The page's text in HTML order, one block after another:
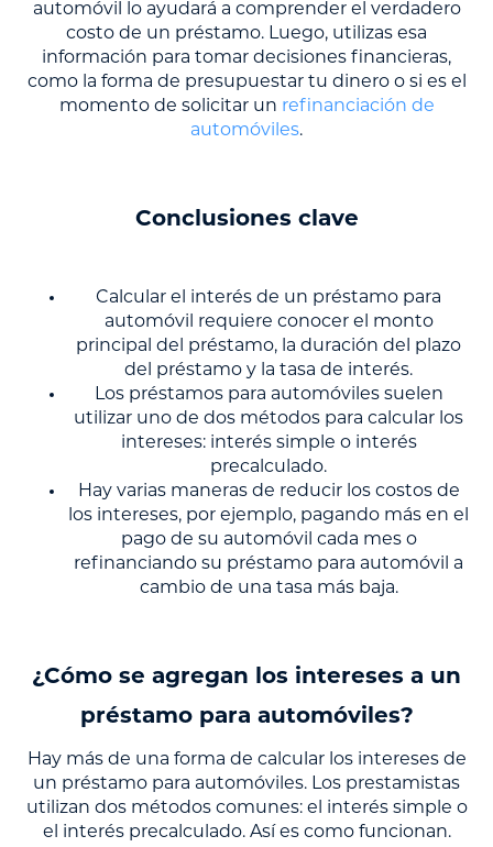
automóvil lo ayudará a comprender el verdadero
costo de un préstamo. Luego, utilizas esa
información para tomar decisiones financieras,
como la forma de presupuestar tu dinero o si es el
momento de solicitar un refinanciación de
automóviles.
Conclusiones clave
Calcular el interés de un préstamo para
automóvil requiere conocer el monto
principal del préstamo, la duración del plazo
del préstamo y la tasa de interés.
Los préstamos para automóviles suelen
utilizar uno de dos métodos para calcular los
intereses: interés simple o interés
precalculado.
Hay varias maneras de reducir los costos de
los intereses, por ejemplo, pagando más en el
pago de su automóvil cada mes o
refinanciando su préstamo para automóvil a
cambio de una tasa más baja.
¿Cómo se agregan los intereses a un
préstamo para automóviles?
Hay más de una forma de calcular los intereses de
un préstamo para automóviles. Los prestamistas
utilizan dos métodos comunes: el interés simple o
el interés precalculado. Así es como funcionan.